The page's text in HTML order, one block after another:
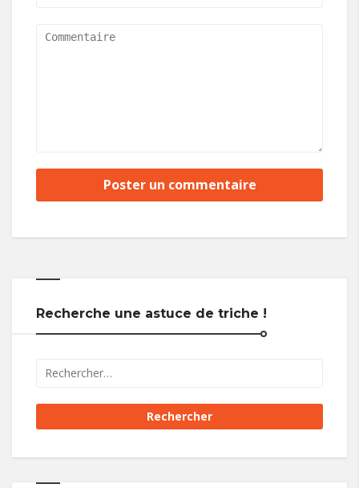
Recherche une astuce de triche !